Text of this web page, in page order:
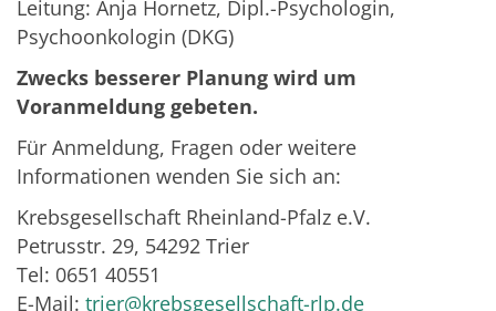
Leitung: Anja Hornetz, Dipl.-Psychologin,
Psychoonkologin (DKG)
Zwecks besserer Planung wird um
Voranmeldung gebeten.
Für Anmeldung, Fragen oder weitere
Informationen wenden Sie sich an:
Krebsgesellschaft Rheinland-Pfalz e.V.
Petrusstr. 29, 54292 Trier
Tel: 0651 40551
E-Mail: trier@krebsgesellschaft-rlp.de